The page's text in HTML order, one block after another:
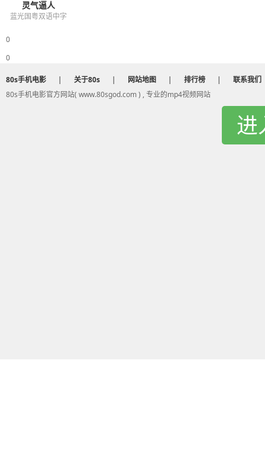
灵气逼人
蓝光国粤双语中字
0
0
80s手机电影 | 关于80s | 网站地图 | 排行榜 |
联系我们
80s手机电影官方网站( www.80sgod.com ) , 专业的mp4视频网站
进